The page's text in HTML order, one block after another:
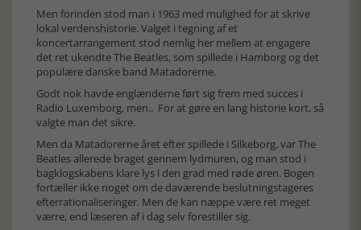
Men forinden stod man i 1963 med mulighed for at skrive
lokal verdenshistorie. Valget i tegning af et
koncertarrangement stod nemlig her mellem at engagere
det ret ukendte The Beatles, som spillede i Hamborg og det
populære danske band Matadorerne.
Godt nok havde englænderne ført sig frem med succes i
Radio Luxemborg, men.. For at gøre en lang historie kort, så
valgte man det sikre.
Men da Matadorerne året efter spillede i Silkeborg, var The
Beatles allerede braget gennem lydmuren, og man stod i
bagklogskabens klare lys i den grad med røde øren. Bogen
fortæller ikke noget om de daværende beslutningstageres
efterrationaliseringer. Men de kan næppe være ret meget
værre, end læseren af i dag selv forestiller sig.